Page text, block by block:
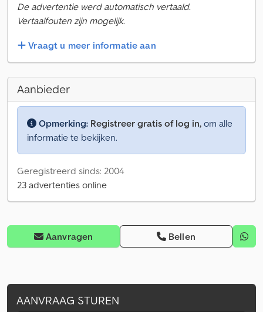
De advertentie werd automatisch vertaald.
Vertaalfouten zijn mogelijk.
Vraagt u meer informatie aan
Aanbieder
Opmerking: Registreer gratis of log in, om alle
informatie te bekijken.
Geregistreerd sinds: 2004
23 advertenties online
Aanvragen Bellen
AANVRAAG STUREN